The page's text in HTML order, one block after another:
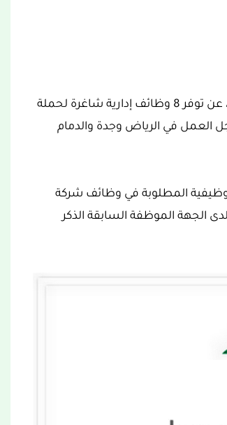
علم موقع فرص السعودية بإعلان شركة عبداللطيف جميل، عن توفر 8 وظائف إدارية شاغرة لحملة
العمل في الرياض وجدة والدمام
المطلوبة في وظائف شركة
الجهة الموظفة السابقة الذكر